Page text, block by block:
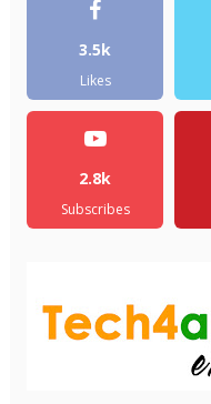
3.5k
Likes
2.8k
Subscribes